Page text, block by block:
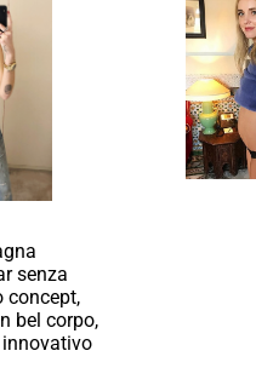
senza
concept,
bel corpo,
innovativo